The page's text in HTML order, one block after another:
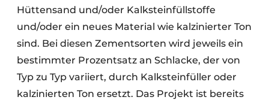
Hüttensand und/oder Kalksteinfüllstoffe
und/oder ein neues Material wie kalzinierter Ton
sind. Bei diesen Zementsorten wird jeweils ein
bestimmter Prozentsatz an Schlacke, der von
Typ zu Typ variiert, durch Kalksteinfüller oder
kalzinierten Ton ersetzt. Das Projekt ist bereits